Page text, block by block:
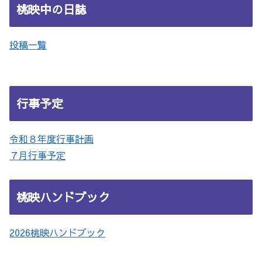
桃映中の日誌
投稿一覧
行事予定
令和８年度行事計画
７月行事予定
桃映ハンドブック
2026桃映ハンドブック